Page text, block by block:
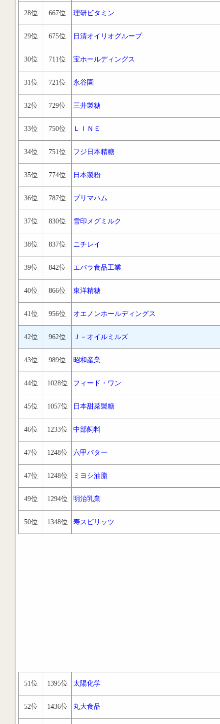
28位 667位 理研ビタミン
29位 675位 日清オイリオグループ
30位 711位 宝ホールディングス
31位 721位 永谷園
32位 729位 三井製糖
33位 750位 ＬＩＮＥ
34位 751位 フジ日本精糖
35位 774位 日本製粉
36位 787位 プリマハム
37位 830位 雪印メグミルク
38位 837位 ニチレイ
39位 842位 エバラ食品工業
40位 866位 東洋精糖
41位 956位 オエノンホールディングス
42位 962位 Ｊ－オイルミルズ
43位 989位 昭和産業
44位 1028位 フィード・ワン
45位 1057位 日本甜菜製糖
46位 1233位 中部飼料
47位 1248位 六甲バター
47位 1248位 ミヨシ油脂
49位 1294位 明治乳業
50位 1348位 寿スピリッツ
51位 1395位 太陽化学
52位 1436位 丸大食品